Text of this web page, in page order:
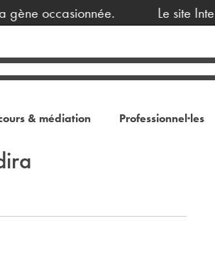
occasionnée. Le site
& médiation Professionnel·les